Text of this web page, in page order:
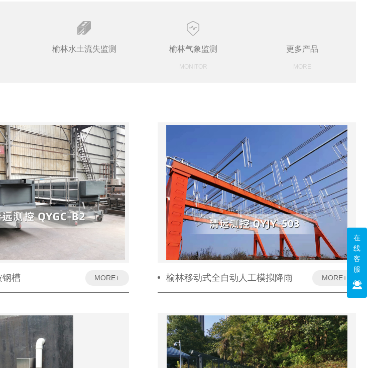
榆林水土流失监测 榆林气象监测
MONITOR
更多产品
MORE
钢槽 MORE+ 榆林移动式全自动人工模拟降雨 MORE+
在
线
客
服